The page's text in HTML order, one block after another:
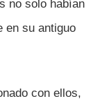
no solo habían
en su antiguo
con ellos,